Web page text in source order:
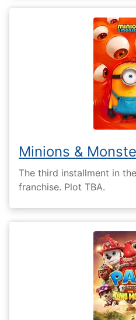
Minions &
The third installment in
franchise. Plot TBA.